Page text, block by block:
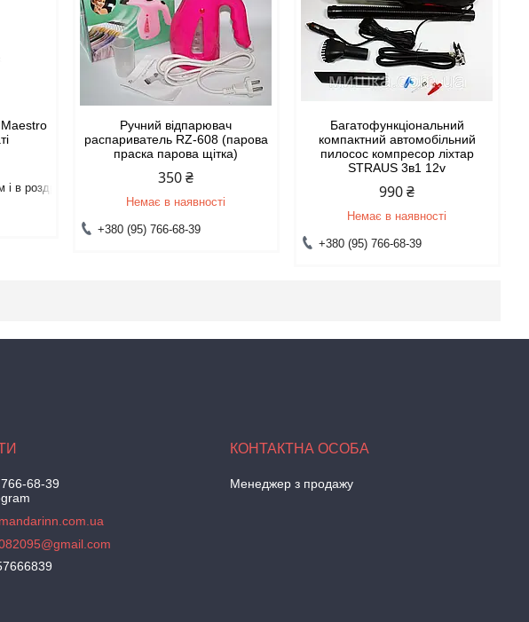
Maestro
в роздріб
Ручний відпарювач
распариватель RZ-608 (парова
праска парова щітка)
350 ₴
Немає в наявності
+380 (95) 766-68-39
Багатофункціональний
компактний автомобільний
пилосос компресор ліхтар
STRAUS 3в1 12v
990 ₴
Немає в наявності
+380 (95) 766-68-39
68-39
Менеджер з продажу